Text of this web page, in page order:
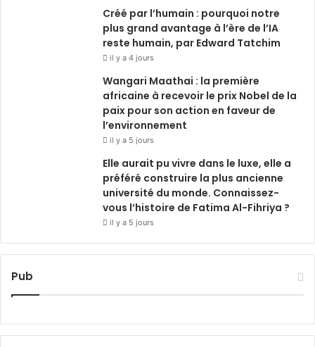
Créé par l’humain : pourquoi notre
plus grand avantage à l’ère de l’IA
reste humain, par Edward Tatchim
il y a 4 jours
Wangari Maathai : la première
africaine à recevoir le prix Nobel de la
paix pour son action en faveur de
l’environnement
il y a 5 jours
Elle aurait pu vivre dans le luxe, elle a
préféré construire la plus ancienne
université du monde. Connaissez-
vous l’histoire de Fatima Al-Fihriya ?
il y a 5 jours
Pub